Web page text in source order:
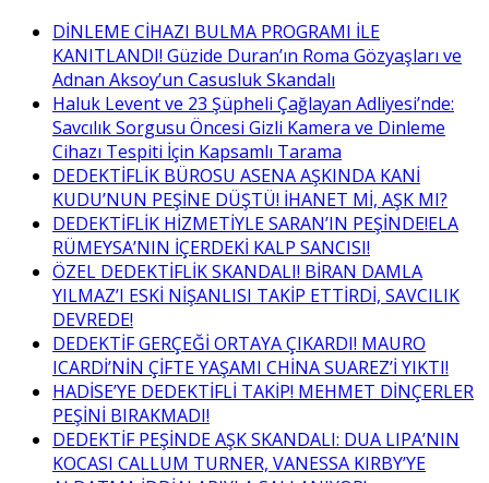
DİNLEME CİHAZI BULMA PROGRAMI İLE
KANITLANDI! Güzide Duran’ın Roma Gözyaşları ve
Adnan Aksoy’un Casusluk Skandalı
Haluk Levent ve 23 Şüpheli Çağlayan Adliyesi’nde:
Savcılık Sorgusu Öncesi Gizli Kamera ve Dinleme
Cihazı Tespiti İçin Kapsamlı Tarama
DEDEKTİFLİK BÜROSU ASENA AŞKINDA KANİ
KUDU’NUN PEŞİNE DÜŞTÜ! İHANET Mİ, AŞK MI?
DEDEKTİFLİK HİZMETİYLE SARAN’IN PEŞİNDE!ELA
RÜMEYSA’NIN İÇERDEKİ KALP SANCISI!
ÖZEL DEDEKTİFLİK SKANDALI! BİRAN DAMLA
YILMAZ’I ESKİ NİŞANLISI TAKİP ETTİRDİ, SAVCILIK
DEVREDE!
DEDEKTİF GERÇEĞİ ORTAYA ÇIKARDI! MAURO
ICARDİ’NİN ÇİFTE YAŞAMI CHİNA SUAREZ’İ YIKTI!
HADİSE’YE DEDEKTİFLİ TAKİP! MEHMET DİNÇERLER
PEŞİNİ BIRAKMADI!
DEDEKTİF PEŞİNDE AŞK SKANDALI: DUA LIPA’NIN
KOCASI CALLUM TURNER, VANESSA KIRBY’YE